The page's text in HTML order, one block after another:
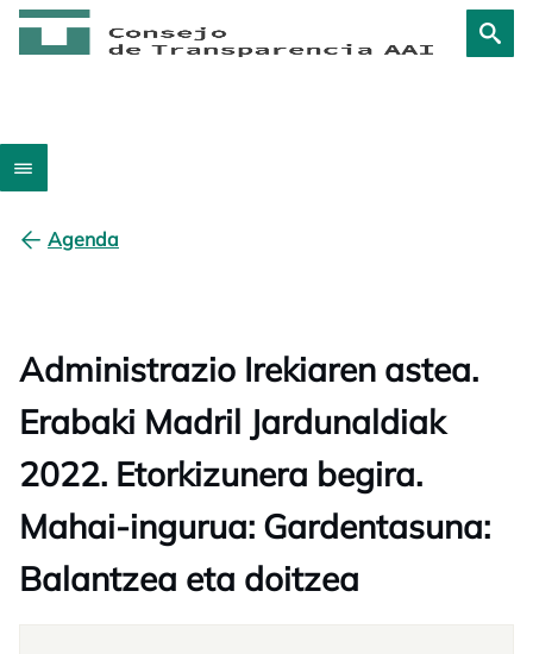
Agenda
Administrazio Irekiaren astea.
Erabaki Madril Jardunaldiak
2022. Etorkizunera begira.
Mahai-ingurua: Gardentasuna:
Balantzea eta doitzea